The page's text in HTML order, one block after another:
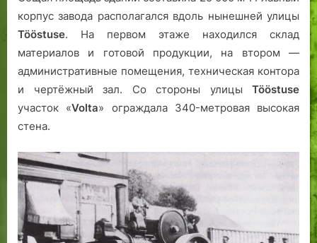
корпус завода располагался вдоль нынешней улицы
Tööstuse. На первом этаже находился склад
материалов и готовой продукции, на втором —
административные помещения, техническая контора
и чертёжный зал. Со стороны улицы Tööstuse
участок «Volta» ограждала 340-метровая высокая
стена.